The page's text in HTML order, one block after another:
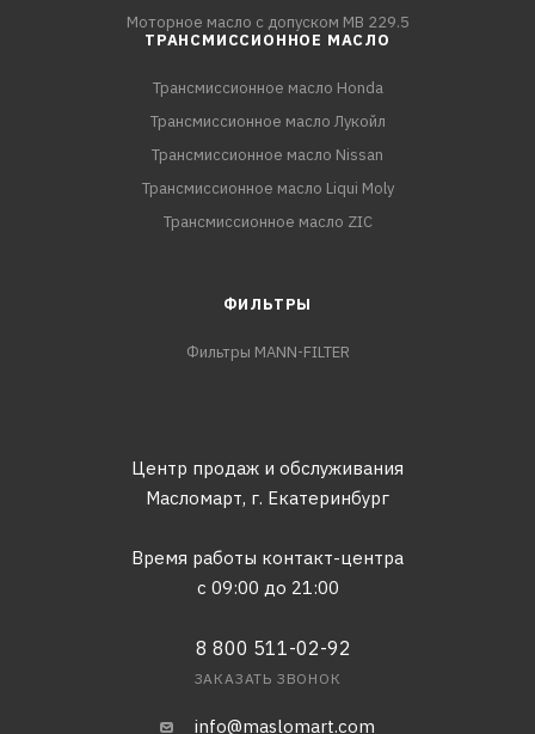
Моторное масло с допуском MB 229.5
ТРАНСМИССИОННОЕ МАСЛО
Трансмиссионное масло Honda
Трансмиссионное масло Лукойл
Трансмиссионное масло Nissan
Трансмиссионное масло Liqui Moly
Трансмиссионное масло ZIC
ФИЛЬТРЫ
Фильтры MANN-FILTER
Центр продаж и обслуживания
Масломарт, г. Екатеринбург
Время работы контакт-центра
с 09:00 до 21:00
8 800 511-02-92
ЗАКАЗАТЬ ЗВОНОК
info@maslomart.com